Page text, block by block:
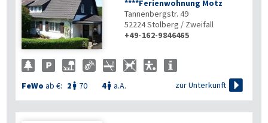
****Ferienwohnung Motz
Tannenbergstr. 49
52224Stolberg / Zweifall
+49-162-9846465
FeWo ab €: 2  70 4 a.A. zur Unterkunft 